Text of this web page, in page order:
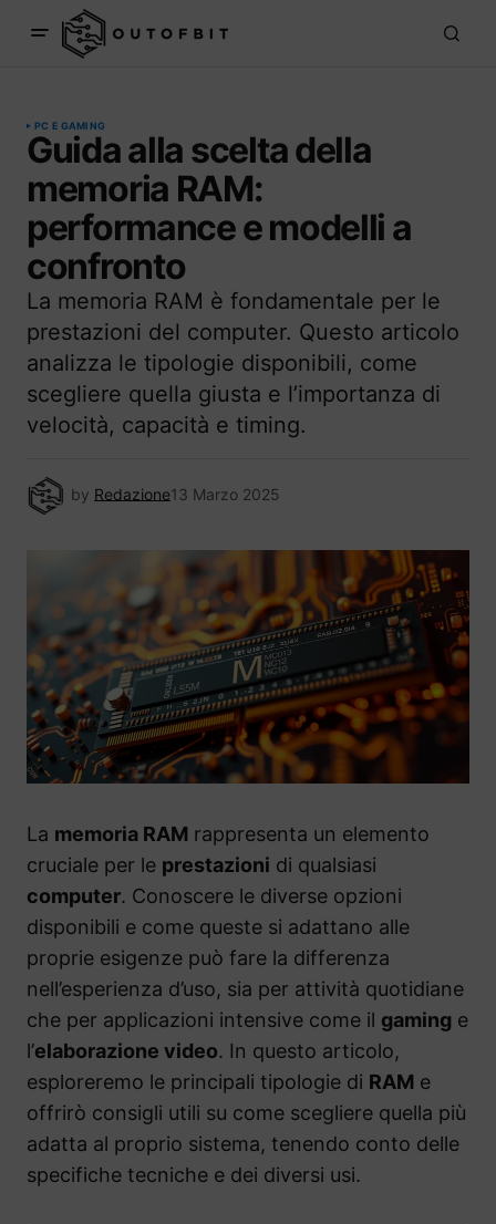
PC E GAMING
Guida alla scelta della
memoria RAM:
performance e modelli a
confronto
La memoria RAM è fondamentale per le
prestazioni del computer. Questo articolo
analizza le tipologie disponibili, come
scegliere quella giusta e l’importanza di
velocità, capacità e timing.
by Redazione13 Marzo 2025
La memoria RAM rappresenta un elemento
cruciale per le prestazioni di qualsiasi
computer. Conoscere le diverse opzioni
disponibili e come queste si adattano alle
proprie esigenze può fare la differenza
nell’esperienza d’uso, sia per attività quotidiane
che per applicazioni intensive come il gaming e
l’elaborazione video. In questo articolo,
esploreremo le principali tipologie di RAM e
offrirò consigli utili su come scegliere quella più
adatta al proprio sistema, tenendo conto delle
specifiche tecniche e dei diversi usi.